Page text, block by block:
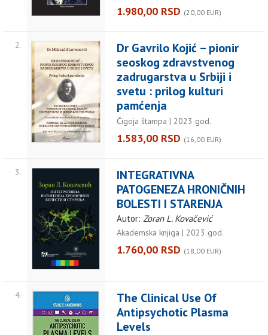
1.980,00 RSD (20,00 EUR)
2.
Dr Gavrilo Kojić – pionir
seoskog zdravstvenog
zadrugarstva u Srbiji i
svetu : prilog kulturi
pamćenja
Čigoja štampa | 2023 god.
1.583,00 RSD (16,00 EUR)
3.
INTEGRATIVNA
PATOGENEZA HRONIČNIH
BOLESTI I STARENJA
Autor: Zoran L. Kovačević
Akademska knjiga | 2023 god.
1.760,00 RSD (18,00 EUR)
4.
The Clinical Use Of
Antipsychotic Plasma
Levels